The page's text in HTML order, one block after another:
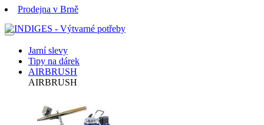
Prodejna v Brně
Jarní slevy
Tipy na dárek
AIRBRUSH
AIRBRUSH